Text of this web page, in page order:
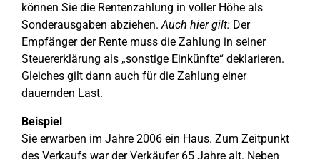
können Sie die Rentenzahlung in voller Höhe als
Sonderausgaben abziehen. Auch hier gilt: Der
Empfänger der Rente muss die Zahlung in seiner
Steuererklärung als „sonstige Einkünfte“ deklarieren.
Gleiches gilt dann auch für die Zahlung einer
dauernden Last.
Beispiel
Sie erwarben im Jahre 2006 ein Haus. Zum Zeitpunkt
des Verkaufs war der Verkäufer 65 Jahre alt. Neben